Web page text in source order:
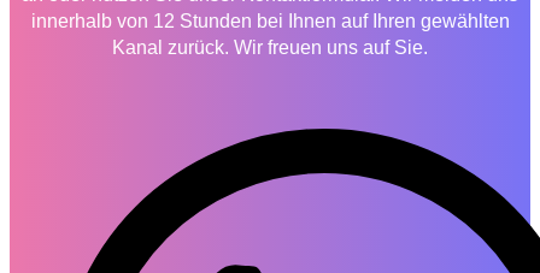
innerhalb von 12 Stunden bei Ihnen auf Ihren gewählten
Kanal zurück. Wir freuen uns auf Sie.